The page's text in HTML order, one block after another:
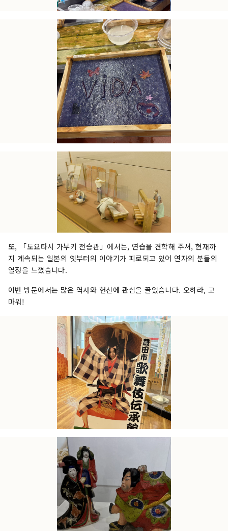
또, 「도요타시 가부키 전승관」에서는, 연습을 견학해 주셔, 현재까
지 계속되는 일본의 옛부터의 이야기가 피로되고 있어 연자의 분들의
열정을 느꼈습니다.
이번 방문에서는 많은 역사와 헌신에 관심을 끌었습니다. 오하라, 고
마워!